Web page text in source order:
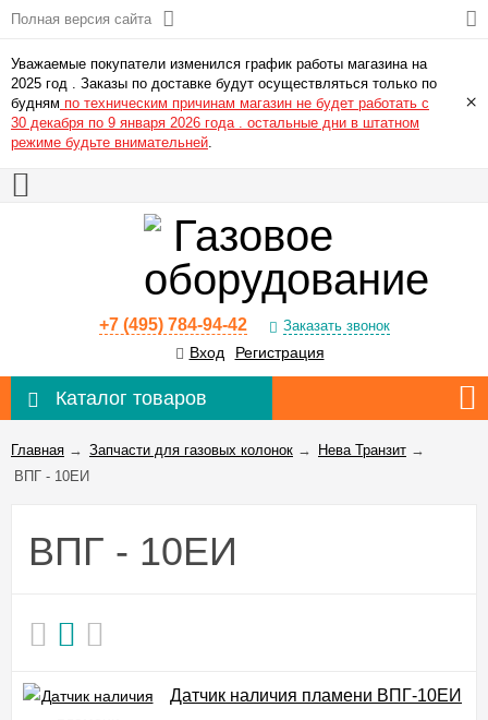
Полная версия сайта
Уважаемые покупатели изменился график работы магазина на
2025 год . Заказы по доставке будут осуществляться только по
будням по техническим причинам магазин не будет работать с
30 декабря по 9 января 2026 года . остальные дни в штатном
режиме будьте внимательней.
×
+7 (495) 784-94-42 Заказать звонок
Вход Регистрация
Каталог товаров
Главная → Запчасти для газовых колонок → Нева Транзит →
ВПГ - 10ЕИ
ВПГ - 10ЕИ
Датчик наличия пламени ВПГ-10ЕИ